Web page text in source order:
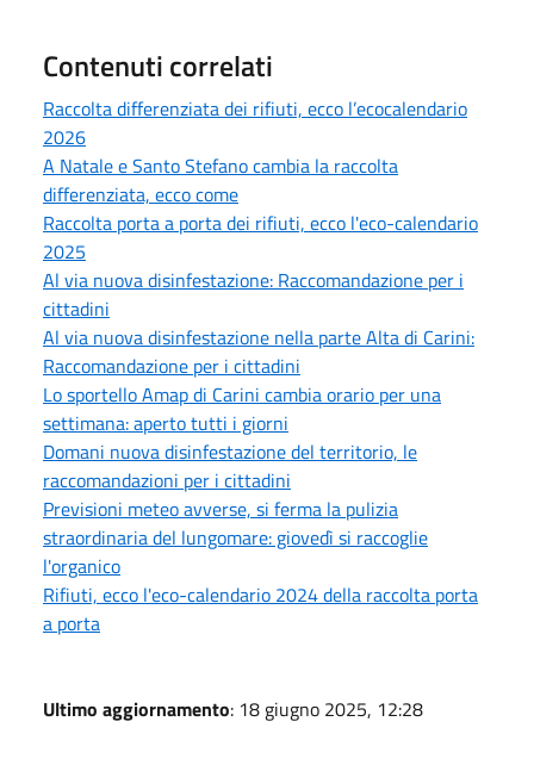
Contenuti correlati
Raccolta differenziata dei rifiuti, ecco l’ecocalendario
2026
A Natale e Santo Stefano cambia la raccolta
differenziata, ecco come
Raccolta porta a porta dei rifiuti, ecco l'eco-calendario
2025
Al via nuova disinfestazione: Raccomandazione per i
cittadini
Al via nuova disinfestazione nella parte Alta di Carini:
Raccomandazione per i cittadini
Lo sportello Amap di Carini cambia orario per una
settimana: aperto tutti i giorni
Domani nuova disinfestazione del territorio, le
raccomandazioni per i cittadini
Previsioni meteo avverse, si ferma la pulizia
straordinaria del lungomare: giovedì si raccoglie
l'organico
Rifiuti, ecco l'eco-calendario 2024 della raccolta porta
a porta
Ultimo aggiornamento: 18 giugno 2025, 12:28